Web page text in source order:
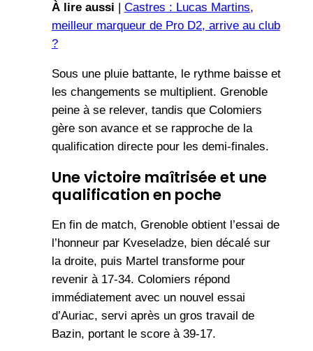
À lire aussi | Castres : Lucas Martins,
meilleur marqueur de Pro D2, arrive au club
?
Sous une pluie battante, le rythme baisse et
les changements se multiplient. Grenoble
peine à se relever, tandis que Colomiers
gère son avance et se rapproche de la
qualification directe pour les demi-finales.
Une victoire maîtrisée et une
qualification en poche
En fin de match, Grenoble obtient l’essai de
l’honneur par Kveseladze, bien décalé sur
la droite, puis Martel transforme pour
revenir à 17-34. Colomiers répond
immédiatement avec un nouvel essai
d’Auriac, servi après un gros travail de
Bazin, portant le score à 39-17.